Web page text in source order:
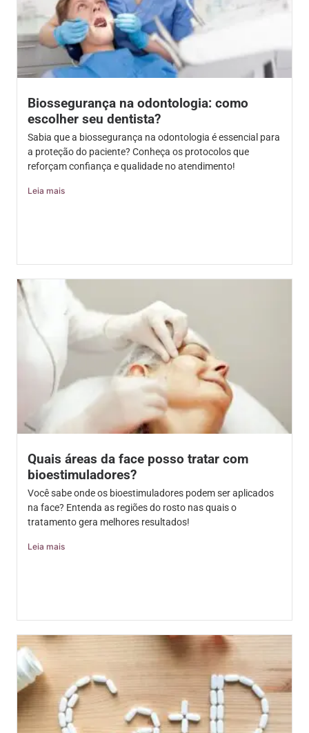
Biossegurança na odontologia: como
escolher seu dentista?
Sabia que a biossegurança na odontologia é essencial para
a proteção do paciente? Conheça os protocolos que
reforçam confiança e qualidade no atendimento!
Leia mais
Quais áreas da face posso tratar com
bioestimuladores?
Você sabe onde os bioestimuladores podem ser aplicados
na face? Entenda as regiões do rosto nas quais o
tratamento gera melhores resultados!
Leia mais